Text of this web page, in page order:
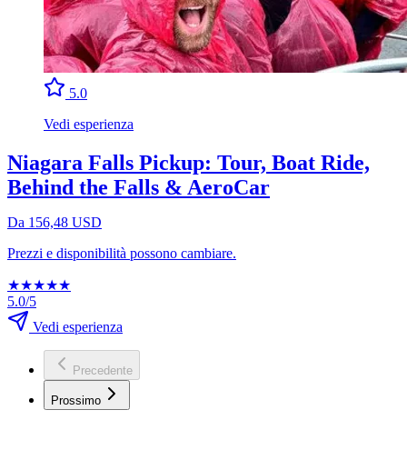
5.0
Vedi esperienza
Niagara Falls Pickup: Tour, Boat Ride,
Behind the Falls & AeroCar
Da 156,48 USD
Prezzi e disponibilità possono cambiare.
★★★★★
5.0/5
Vedi esperienza
Precedente
Prossimo